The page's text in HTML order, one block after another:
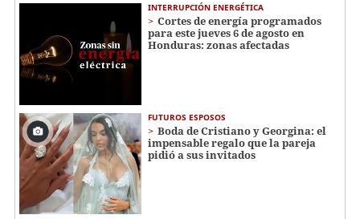
INTERRUPCIÓN ENERGÉTICA
Cortes de energía programados
para este jueves 6 de agosto en
Honduras: zonas afectadas
FUTUROS ESPOSOS
Boda de Cristiano y Georgina: el
impensable regalo que la pareja
pidió a sus invitados